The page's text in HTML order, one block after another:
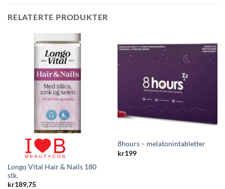
RELATERTE PRODUKTER
Longo Vital Hair & Nails 180
stk.
kr189,75
8hours – melatonintabletter
kr199